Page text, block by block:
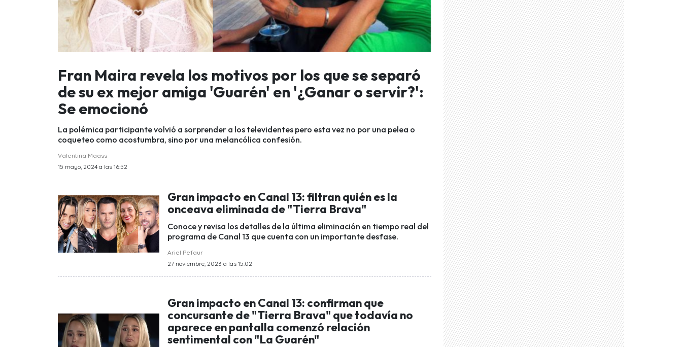
Fran Maira revela los motivos por los que se separó
de su ex mejor amiga 'Guarén' en '¿Ganar o servir?':
Se emocionó
La polémica participante volvió a sorprender a los televidentes pero esta vez no por una pelea o
coqueteo como acostumbra, sino por una melancólica confesión.
Valentina Maass
15 mayo, 2024 a las 16:52
Gran impacto en Canal 13: filtran quién es la
onceava eliminada de "Tierra Brava"
Conoce y revisa los detalles de la última eliminación en tiempo real del
programa de Canal 13 que cuenta con un importante desfase.
Ariel Pefaur
27 noviembre, 2023 a las 15:02
Gran impacto en Canal 13: confirman que
concursante de "Tierra Brava" que todavía no
aparece en pantalla comenzó relación
sentimental con "La Guarén"